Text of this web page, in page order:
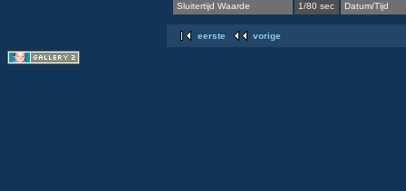
Sluitertijd Waarde
1/80 sec Datum/Tijd
eerste vorige